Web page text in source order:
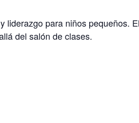
liderazgo para niños pequeños.
del salón de clases.